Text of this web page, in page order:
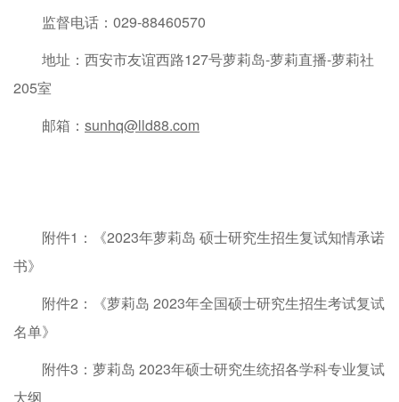
监督电话：029-88460570
地址：西安市友谊西路127号萝莉岛-萝莉直播-萝莉社
205室
邮箱： sunhq@lld88.com
附件1：《2023年萝莉岛 硕士研究生招生复试知情承诺
书》
附件2：《萝莉岛 2023年全国硕士研究生招生考试复试
名单》
附件3：萝莉岛 2023年硕士研究生统招各学科专业复试
大纲